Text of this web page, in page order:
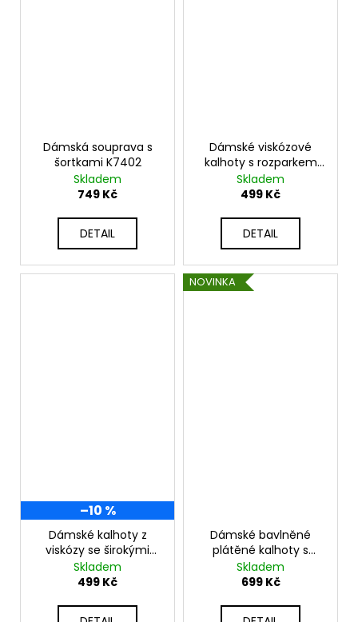
Dámská souprava s
šortkami K7402
Skladem
749 Kč
DETAIL
Dámské viskózové
kalhoty s rozparkem
na nohavicích K81378
Skladem
499 Kč
DETAIL
–10 %
Dámské kalhoty z
viskózy se širokými
nohavicemi K81733
Skladem
499 Kč
NOVINKA
Dámské bavlněné
plátěné kalhoty s
páskem K52888
Skladem
699 Kč